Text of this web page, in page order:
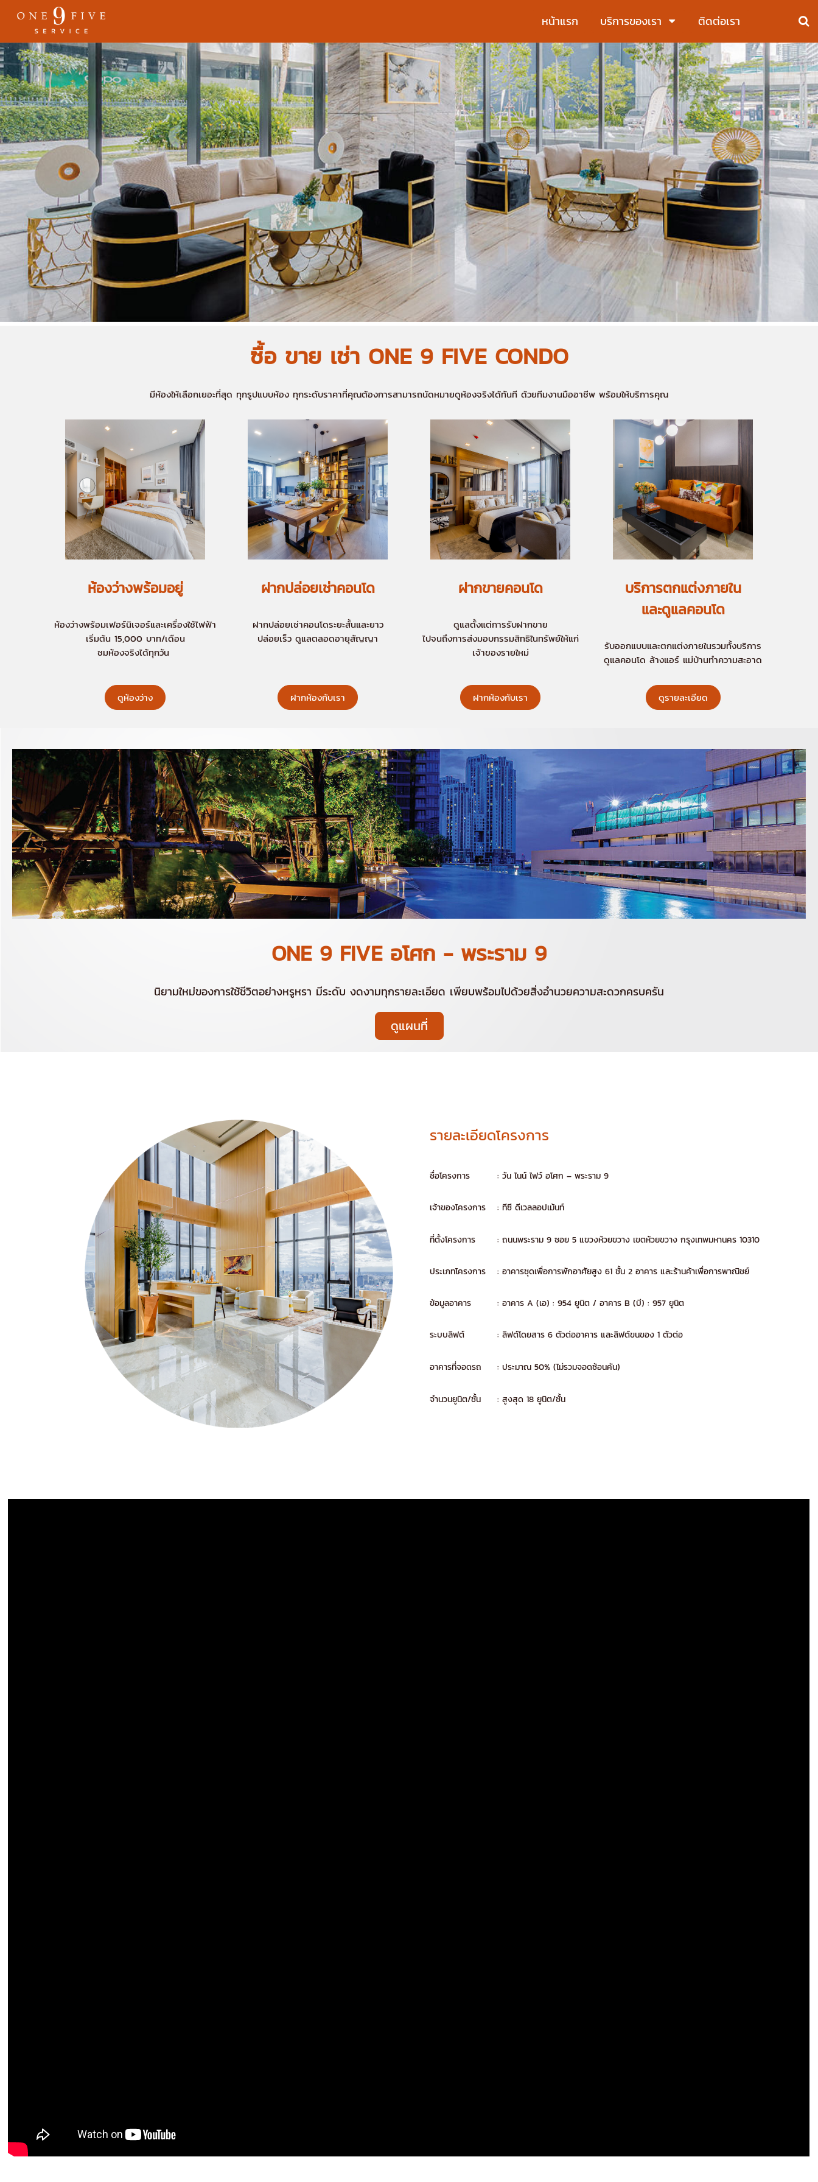
หน้าแรก บริการของเรา ติดต่อเรา
ซื้อ ขาย เช่า ONE 9 FIVE CONDO
มีห้องให้เลือกเยอะที่สุด ทุกรูปแบบห้อง ทุกระดับราคาที่คุณต้องการสามารถนัดหมายดูห้องจริงได้ทันที ด้วยทีมงานมืออาชีพ พร้อมให้บริการคุณ
ห้องว่างพร้อมอยู่
ห้องว่างพร้อมเฟอร์นิเจอร์และเครื่องใช้ไฟฟ้า
เริ่มต้น 15,000 บาท/เดือน
ชมห้องจริงได้ทุกวัน
ดูห้องว่าง
ฝากปล่อยเช่าคอนโด
ฝากปล่อยเช่าคอนโดระยะสั้นและยาว
ปล่อยเร็ว ดูแลตลอดอายุสัญญา
ฝากห้องกับเรา
ฝากขายคอนโด
ดูแลตั้งแต่การรับฝากขาย
ไปจนถึงการส่งมอบกรรมสิทธิในทรัพย์ให้แก่
เจ้าของรายใหม่
ฝากห้องกับเรา
บริการตกแต่งภายใน
และดูแลคอนโด
รับออกแบบและตกแต่งภายในรวมทั้งบริการ
ดูแลคอนโด ล้างแอร์ แม่บ้านทำความสะอาด
ดูรายละเอียด
ONE 9 FIVE อโศก - พระราม 9
นิยามใหม่ของการใช้ชีวิตอย่างหรูหรา มีระดับ งดงามทุกรายละเอียด เพียบพร้อมไปด้วยสิ่งอำนวยความสะดวกครบครัน
ดูแผนที่
รายละเอียดโครงการ
ชื่อโครงการ : วัน ไนน์ ไฟว์ อโศก – พระราม 9
เจ้าของโครงการ : ทีซี ดีเวลลอปเม้นท์
ที่ตั้งโครงการ : ถนนพระราม 9 ซอย 5 แขวงห้วยขวาง เขตห้วยขวาง กรุงเทพมหานคร 10310
ประเภทโครงการ : อาคารชุดเพื่อการพักอาศัยสูง 61 ชั้น 2 อาคาร และร้านค้าเพื่อการพาณิชย์
ข้อมูลอาคาร : อาคาร A (เอ) : 954 ยูนิต / อาคาร B (บี) : 957 ยูนิต
ระบบลิฟต์ : ลิฟต์โดยสาร 6 ตัวต่ออาคาร และลิฟต์ขนของ 1 ตัวต่อ
อาคารที่จอดรถ : ประมาณ 50% (ไม่รวมจอดซ้อนคัน)
จำนวนยูนิต/ชั้น : สูงสุด 18 ยูนิต/ชั้น